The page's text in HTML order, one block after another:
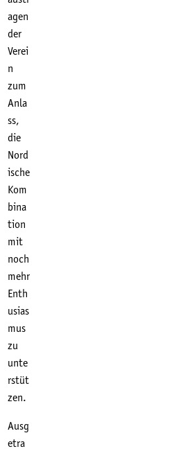
agen
der
Verei
n
zum
Anla
ss,
die
Nord
ische
Kom
bina
tion
mit
noch
mehr
Enth
usias
mus
zu
unte
rstüt
zen.
Ausg
etra